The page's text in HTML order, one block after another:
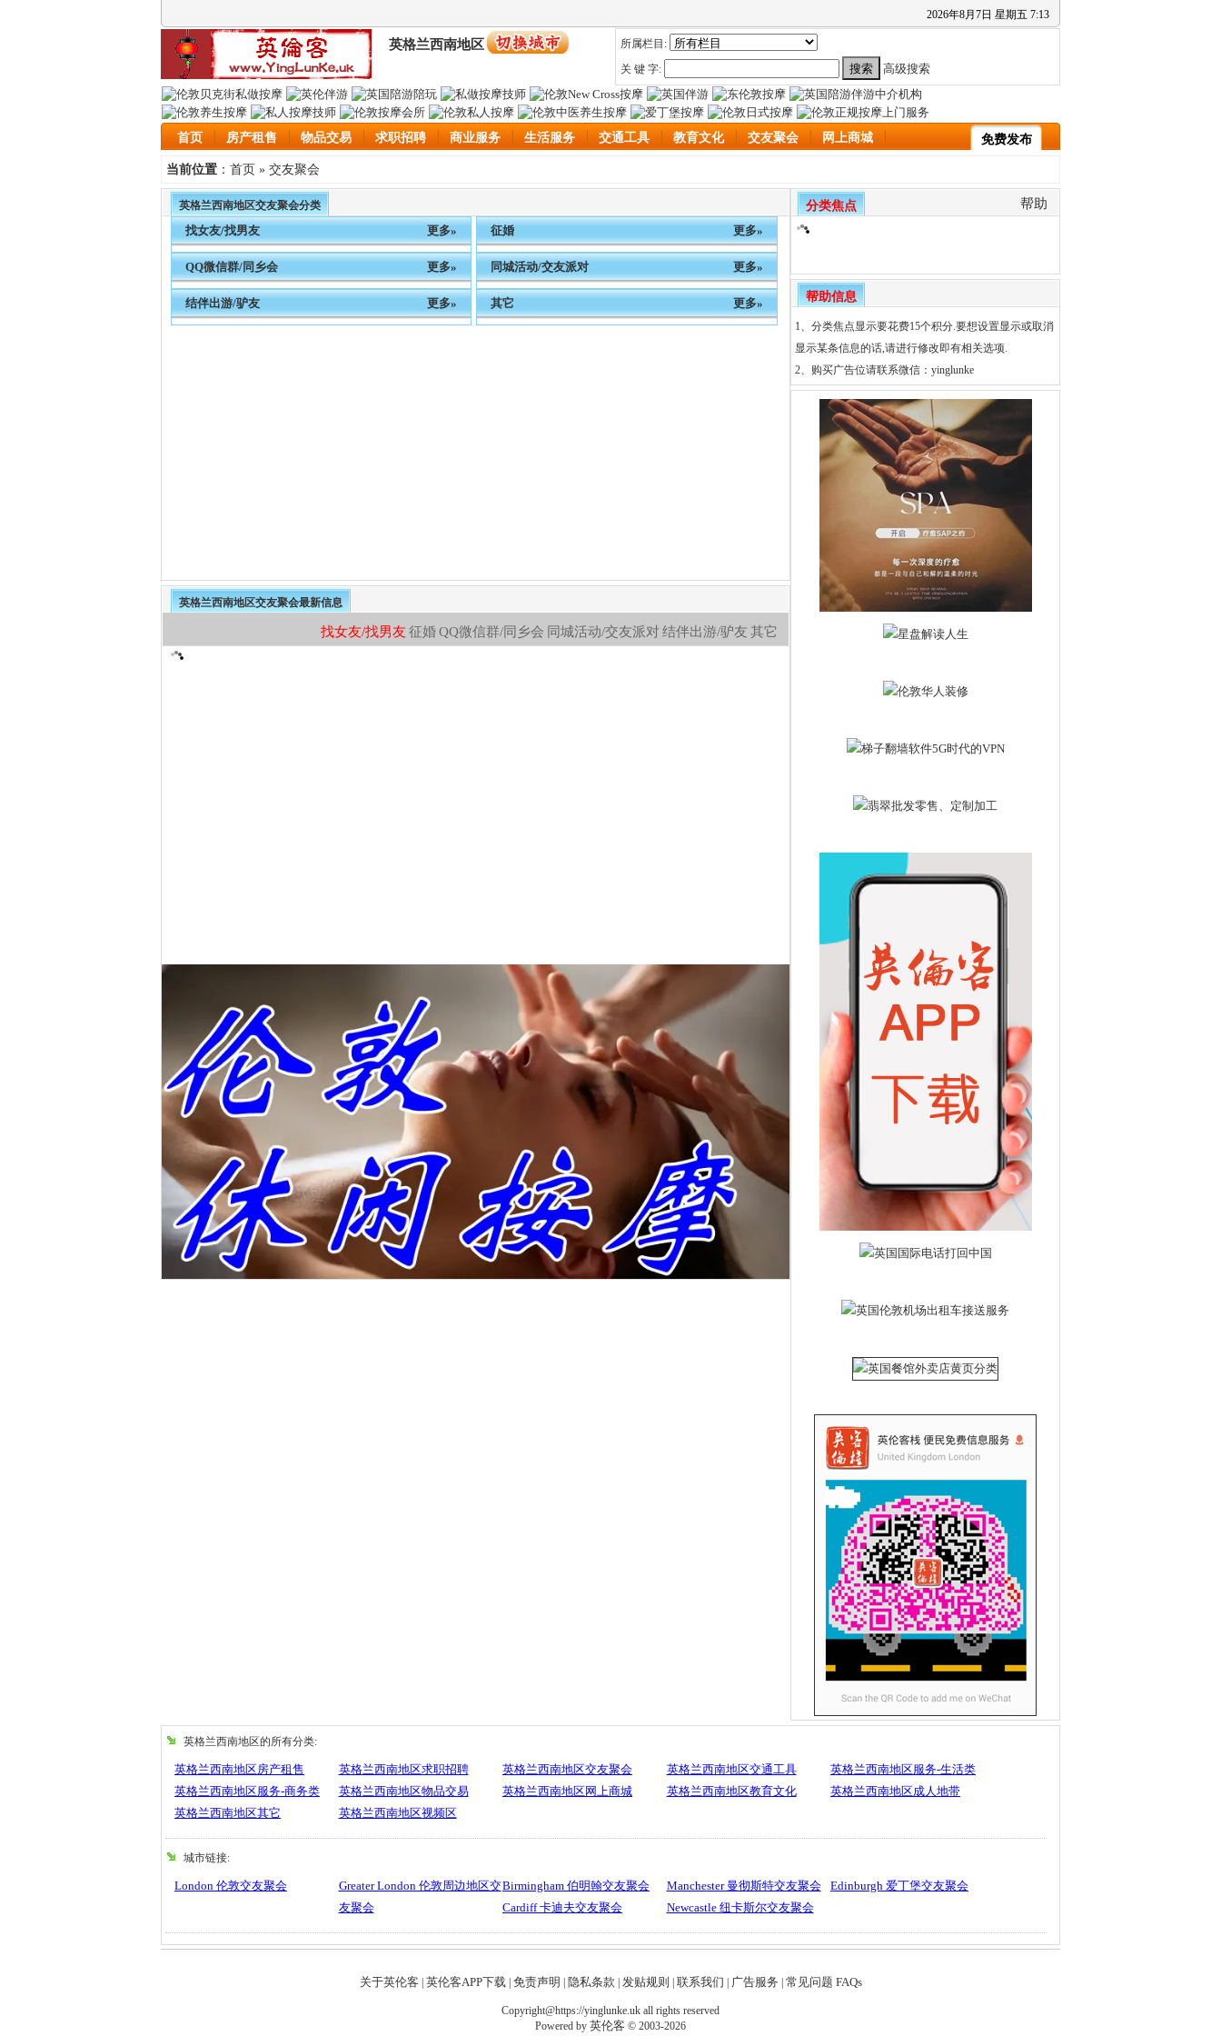
2026年8月 7日 星期五 7:13
英格兰西南地区
所属栏目:
关 键 字:
高级搜索
首页 房产租售 物品交易 求职招聘 商业服务 生活服务 交通工具 教育文化 交友聚会 网上商城 免费发布
当前位置 ： 首页 » 交友聚会
英格兰西南地区交友聚会分类
找女友/找男友 更多» 征婚 更多»
QQ微信群/同乡会 更多» 同城活动/交友派对 更多»
结伴出游/驴友 更多» 其它 更多»
英格兰西南地区交友聚会最新信息
找女友/找男友 征婚QQ微信群/同乡会 同城活动/交友派对结伴出游/驴友 其它
分类焦点 帮助
帮助信息
1、分类焦点显示要花费15个积分.要想设置显示或取消
显示某条信息的话,请进行修改即有相关选项.
2、 购买广告位请联系微信：yinglunke
英格兰西南地区的所有分类:
英格兰西南地区房产租售 英格兰西南地区求职招聘 英格兰西南地区交友聚会 英格兰西南地区交通工具
英格兰西南地区服务-生活类
英格兰西南地区服务-商务类
英格兰西南地区物品交易 英格兰西南地区网上商城 英格兰西南地区教育文化
英格兰西南地区成人地带
英格兰西南地区其它
英格兰西南地区视频区
城市链接:
London 伦敦交友聚会
Greater London 伦敦周边地区交
友聚会
Birmingham 伯明翰交友聚会 Manchester 曼彻斯特交友聚会
Edinburgh 爱丁堡交友聚会
Cardiff 卡迪夫交友聚会
Newcastle 纽卡斯尔交友聚会
关于英伦客 英伦客APP下载| 免责声明 隐私条款 发贴规则 联系我们 广告服务 常见问题 FAQs
Copyright@https://yinglunke.uk all rights reserved
Powered by 英伦客 © 2003-2026